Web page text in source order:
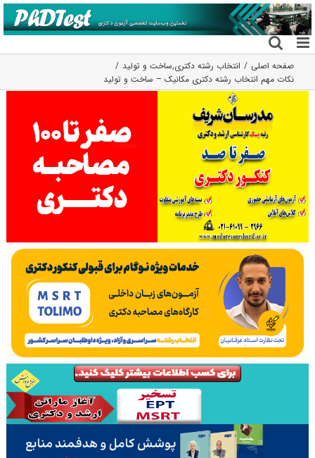
رفتن
به
محتوا
صفحه اصلی انتخاب رشته دکتری,ساخت و تولید
نکات مهم انتخاب رشته دکتری مکانیک – ساخت و تولید